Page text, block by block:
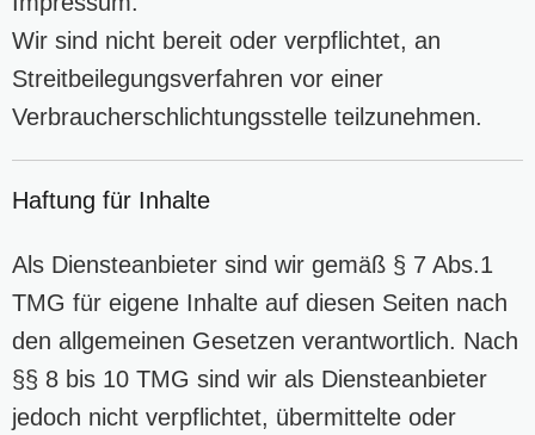
Wir sind nicht bereit oder verpflichtet, an
Streitbeilegungsverfahren vor einer
Verbraucherschlichtungsstelle teilzunehmen.
Haftung für Inhalte
Als Diensteanbieter sind wir gemäß § 7 Abs.1
TMG für eigene Inhalte auf diesen Seiten nach
den allgemeinen Gesetzen verantwortlich. Nach
§§ 8 bis 10 TMG sind wir als Diensteanbieter
jedoch nicht verpflichtet, übermittelte oder